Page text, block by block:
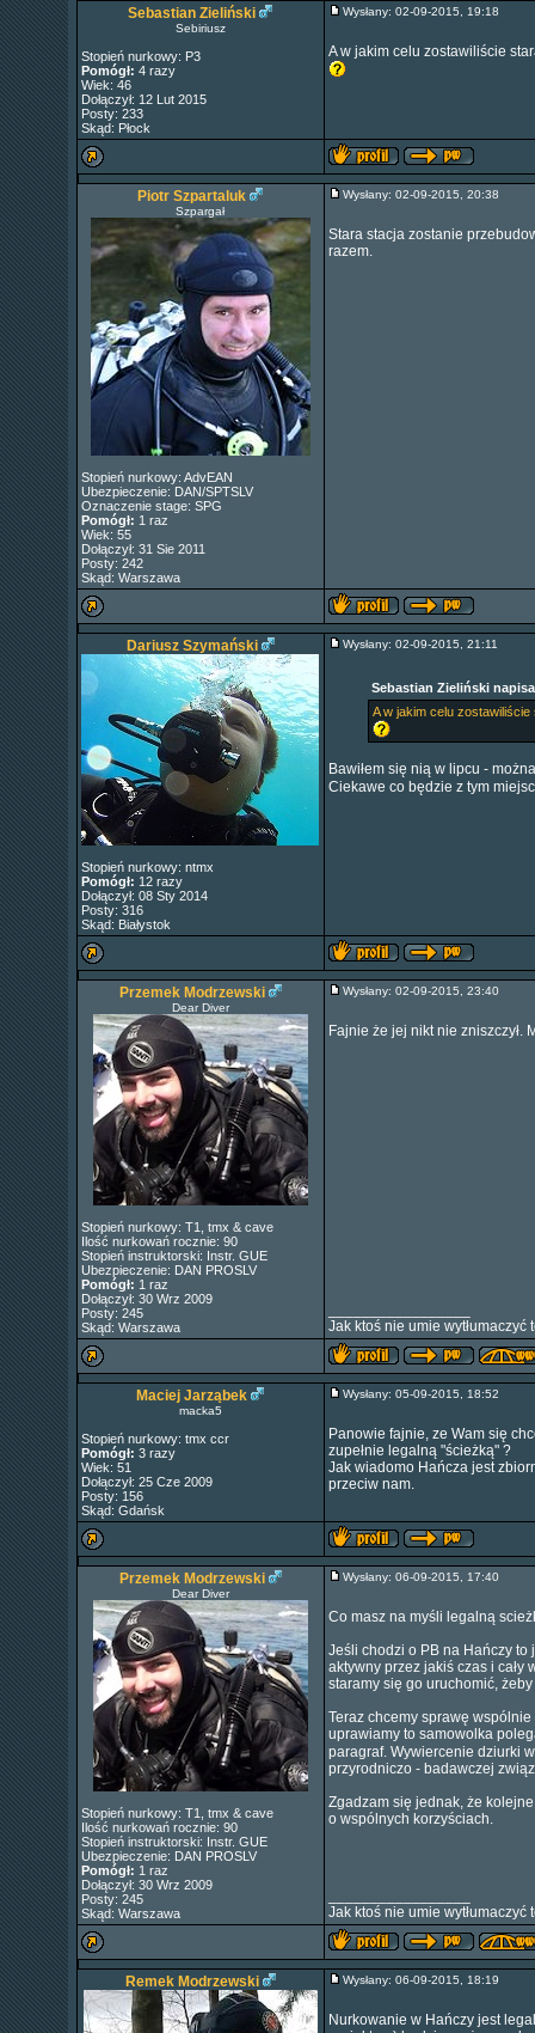
Sebastian Zieliński
Sebiriusz
Stopień nurkowy: P3
Pomógł: 4 razy
Wiek: 46
Dołączył: 12 Lut 2015
Posty: 233
Skąd: Płock
Wysłany: 02-09-2015, 19:18
A w jakim celu zostawiliście
Piotr Szpartaluk
Szpargał
Stopień nurkowy: AdvEAN
Ubezpieczenie: DAN/SPTSLV
Oznaczenie stage: SPG
Pomógł: 1 raz
Wiek: 55
Dołączył: 31 Sie 2011
Posty: 242
Skąd: Warszawa
Wysłany: 02-09-2015, 20:38
Stara stacja zostanie
razem.
Dariusz Szymański
Stopień nurkowy: ntmx
Pomógł: 12 razy
Dołączył: 08 Sty 2014
Posty: 316
Skąd: Białystok
Wysłany: 02-09-2015, 21:11
Sebastian Zieliński
A w jakim celu
Bawiłem się nią w lipcu -
Ciekawe co będzie z tym
Przemek Modrzewski
Dear Diver
Stopień nurkowy: T1, tmx & cave
Ilość nurkowań rocznie: 90
Stopień instruktorski: Instr. GUE
Ubezpieczenie: DAN PROSLV
Pomógł: 1 raz
Dołączył: 30 Wrz 2009
Posty: 245
Skąd: Warszawa
Wysłany: 02-09-2015, 23:40
Fajnie że jej nikt nie
Jak ktoś nie umie wytłumaczyć
Maciej Jarząbek
macka5
Stopień nurkowy: tmx ccr
Pomógł: 3 razy
Wiek: 51
Dołączył: 25 Cze 2009
Posty: 156
Skąd: Gdańsk
Wysłany: 05-09-2015, 18:52
Panowie fajnie, ze Wam się
zupełnie legalną "ścieżką" ?
Jak wiadomo Hańcza jest
przeciw nam.
Przemek Modrzewski
Dear Diver
Stopień nurkowy: T1, tmx & cave
Ilość nurkowań rocznie: 90
Stopień instruktorski: Instr. GUE
Ubezpieczenie: DAN PROSLV
Pomógł: 1 raz
Dołączył: 30 Wrz 2009
Posty: 245
Skąd: Warszawa
Wysłany: 06-09-2015, 17:40
Co masz na myśli legalną
Jeśli chodzi o PB na Hańczy to
aktywny przez jakiś czas i cały
staramy się go uruchomić, żeby
Teraz chcemy sprawę
uprawiamy to samowolka
paragraf. Wywiercenie dziurki
przyrodniczo - badawczej
Zgadzam się jednak, że
o wspólnych korzyściach.
Jak ktoś nie umie wytłumaczyć
Remek Modrzewski Wysłany: 06-09-2015, 18:19
Nurkowanie w Hańczy jest